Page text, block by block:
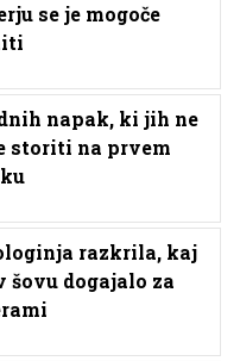
se je mogoče
napak, ki jih ne
storiti na prvem
razkrila, kaj
šovu dogajalo za